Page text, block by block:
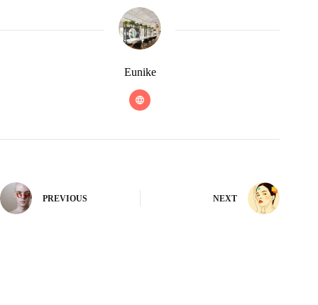
Eunike
PREVIOUS NEXT